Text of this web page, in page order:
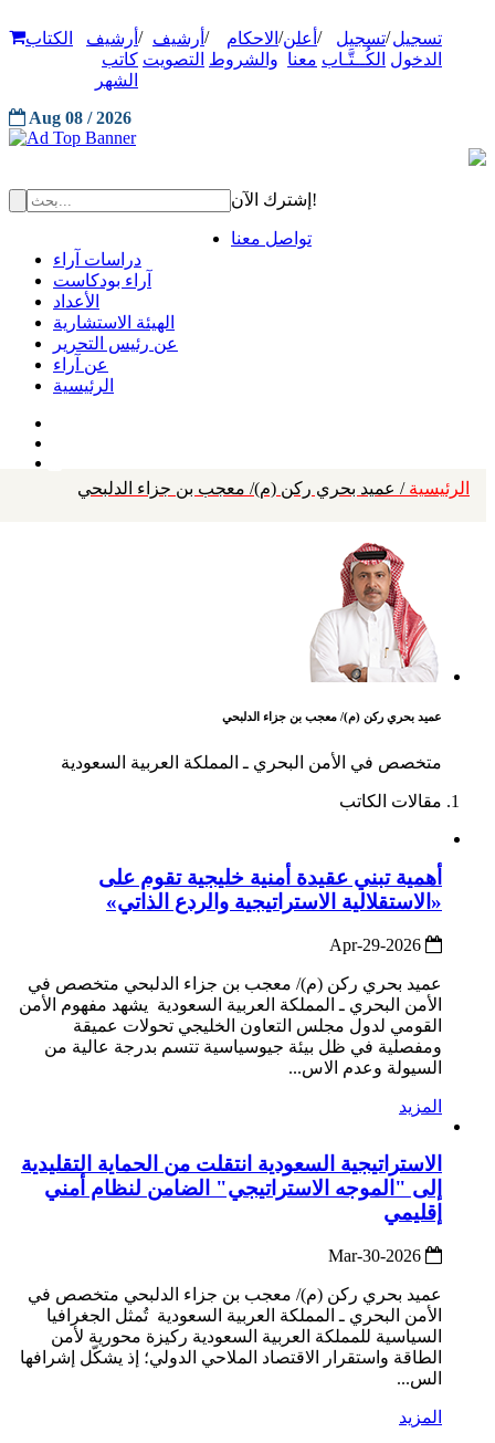
تسجيل
الدخول
/تسجيل
الكُــتَّـاب
/ أعلن
معنا
/ الاحكام
والشروط
/ أرشيف
التصويت
/ أرشيف
كاتب
الشهر
الكتاب
Aug 08 / 2026
إشترك الآن!
تواصل معنا
دراسات آراء
آراء بودكاست
الأعداد
الهيئة الاستشارية
عن رئيس التحرير
عن آراء
الرئيسية
الرئيسية / عميد بحري ركن (م)/ معجب بن جزاء الدلبحي
عميد بحري ركن (م)/ معجب بن جزاء الدلبحي
متخصص في الأمن البحري ـ المملكة العربية السعودية
مقالات الكاتب
أهمية تبني عقيدة أمنية خليجية تقوم على
«الاستقلالية الاستراتيجية والردع الذاتي»
عميد بحري ركن (م)/ معجب بن جزاء الدلبحي متخصص في
الأمن البحري ـ المملكة العربية السعودية يشهد مفهوم الأمن
القومي لدول مجلس التعاون الخليجي تحولات عميقة
ومفصلية في ظل بيئة جيوسياسية تتسم بدرجة عالية من
السيولة وعدم الاس...
المزيد
الاستراتيجية السعودية انتقلت من الحماية التقليدية
إلى "الموجه الاستراتيجي" الضامن لنظام أمني
إقليمي
عميد بحري ركن (م)/ معجب بن جزاء الدلبحي متخصص في
الأمن البحري ـ المملكة العربية السعودية تُمثل الجغرافيا
السياسية للمملكة العربية السعودية ركيزة محورية لأمن
الطاقة واستقرار الاقتصاد الملاحي الدولي؛ إذ يشكّل إشرافها
الس...
المزيد